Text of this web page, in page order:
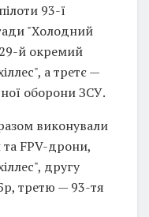
93-ї
"Холодний
й окремий
а третє —
оборони ЗСУ.
виконували
FPV-дрони,
другу
третю — 93-тя